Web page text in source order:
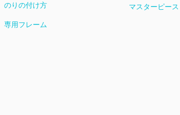
のりの付け方
専用フレーム
マスターピース